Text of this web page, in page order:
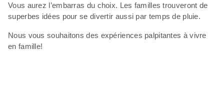
Vous aurez l’embarras du choix. Les familles trouveront de
superbes idées pour se divertir aussi par temps de pluie.
Nous vous souhaitons des expériences palpitantes à vivre
en famille!